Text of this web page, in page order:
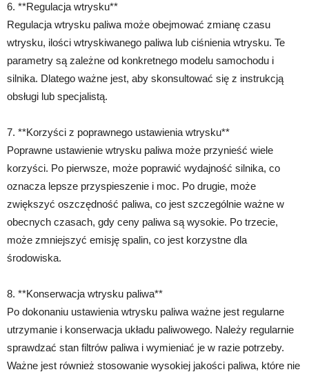
6. **Regulacja wtrysku**
Regulacja wtrysku paliwa może obejmować zmianę czasu
wtrysku, ilości wtryskiwanego paliwa lub ciśnienia wtrysku. Te
parametry są zależne od konkretnego modelu samochodu i
silnika. Dlatego ważne jest, aby skonsultować się z instrukcją
obsługi lub specjalistą.
7. **Korzyści z poprawnego ustawienia wtrysku**
Poprawne ustawienie wtrysku paliwa może przynieść wiele
korzyści. Po pierwsze, może poprawić wydajność silnika, co
oznacza lepsze przyspieszenie i moc. Po drugie, może
zwiększyć oszczędność paliwa, co jest szczególnie ważne w
obecnych czasach, gdy ceny paliwa są wysokie. Po trzecie,
może zmniejszyć emisję spalin, co jest korzystne dla
środowiska.
8. **Konserwacja wtrysku paliwa**
Po dokonaniu ustawienia wtrysku paliwa ważne jest regularne
utrzymanie i konserwacja układu paliwowego. Należy regularnie
sprawdzać stan filtrów paliwa i wymieniać je w razie potrzeby.
Ważne jest również stosowanie wysokiej jakości paliwa, które nie